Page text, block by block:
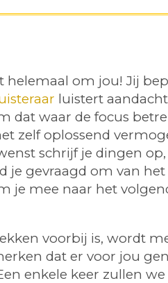
helemaal om jou! Jij
luistert
dat waar de focus
zelf oplossend
schrijf je dingen
je gevraagd om van
je mee naar het
voorbij is, wordt
dat er voor jou
enkele keer zullen